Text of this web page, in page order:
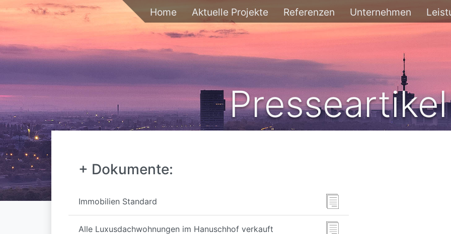
Home Aktuelle Projekte Referenzen Unternehmen
Presseartikel
+ Dokumente:
Immobilien Standard
Alle Luxusdachwohnungen im Hanuschhof verkauft